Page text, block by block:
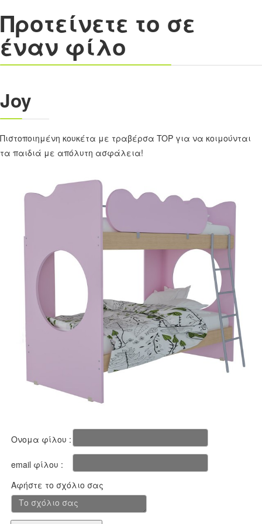
Προτείνετε το σε
έναν φίλο
Joy
Πιστοποιημένη κουκέτα με τραβέρσα TOP για να κοιμούνται
τα παιδιά με απόλυτη ασφάλεια!
Ονομα φίλου :
email φίλου :
Αφήστε το σχόλιο σας